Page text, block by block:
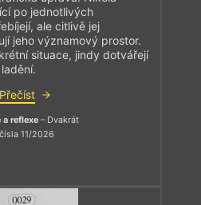
po jednotlivých
ale citlivě jej
jeho významový prostor.
situace, jindy dotvářejí
Přečíst
a reflexe – Dvakrát
11/2026